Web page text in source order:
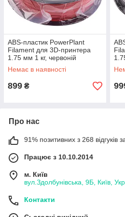
ABS-пластик PowerPlant
Filament для 3D-принтера
1.75 мм 1 кг, червоній
Немає в наявності
899 ₴
Про нас
91% позитивних з 268 відгуків
Працює з 10.10.2014
м. Київ
вул.Здолбунівська, 9Б, Київ,
Контакти